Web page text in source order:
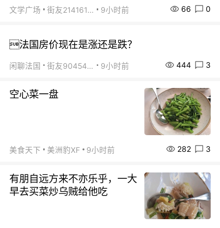
文学广场 街友21416156 9小时前 66 0
法国房价现在是涨还是跌？
闲聊法国 街友90454511 9小时前 444 3
空心菜一盘
美食天下 美洲豹XF 9小时前 282 3
有朋自远方来不亦乐乎，一大
早去买菜炒乌贼给他吃